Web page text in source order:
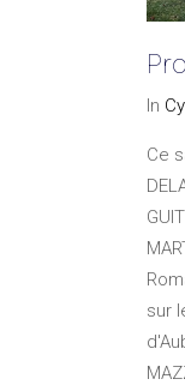
In
Ce
sur